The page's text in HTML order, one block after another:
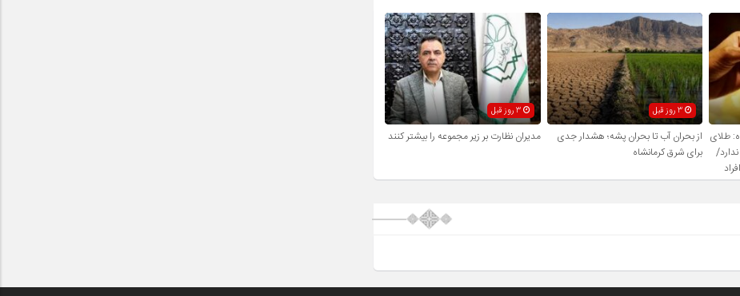
طلای
3 روز قبل
از بحران آب تا بحران پشه؛ هشدار جدی
برای شرق کرمانشاه
3 روز قبل
مدیران نظارت بر زیر مجموعه را بیشتر کنند